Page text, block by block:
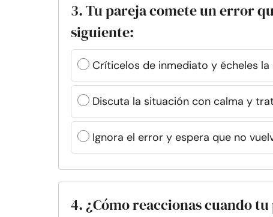
3. Tu pareja comete un error
siguiente:
Críticelos de inmediato y écheles
Discuta la situación con calma y
Ignora el error y espera que no
4. ¿Cómo reaccionas cuando